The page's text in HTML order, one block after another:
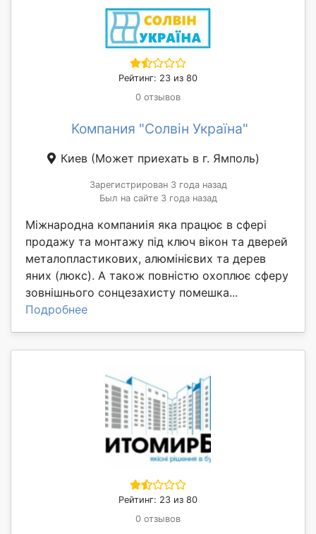
Рейтинг: 23 из 80
0 отзывов
Компания "Солвін Україна"
Киев (Может приехать в г. Ямполь)
Зарегистрирован 3 года назад
Был на сайте 3 года назад
Міжнародна компаниія яка працює в сфері
продажу та монтажу під ключ вікон та дверей
металопластикових, алюмінієвих та дерев
яних (люкс). А також повністю охоплює сферу
зовнішнього сонцезахисту помешка...
Подробнее
Рейтинг: 23 из 80
0 отзывов